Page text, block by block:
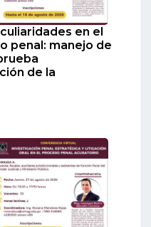
en el
penal: manejo de
de la